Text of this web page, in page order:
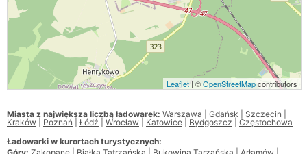
Leaflet| ©OpenStreetMapcontributors
Miasta z największa liczbą ładowarek: Warszawa Gdańsk Szczecin
Kraków
Poznań Łódź Wrocław Katowice Bydgoszcz
Częstochowa
Ładowarki w kurortach turystycznych: